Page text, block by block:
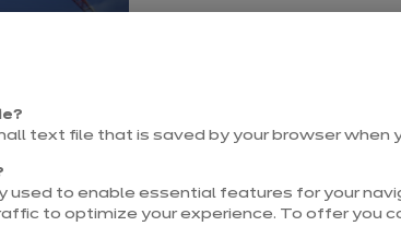
Contact
46, Rue du Général Patton,
u, Rond-Point de l'Aquarium
text file that is saved by your browser when
used to enable essential features for your
to optimize your experience. To offer you